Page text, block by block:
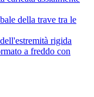
della trave tra le
rigida
a freddo con